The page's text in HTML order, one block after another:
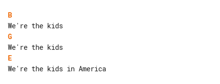
B
G
E
We're the kids in America